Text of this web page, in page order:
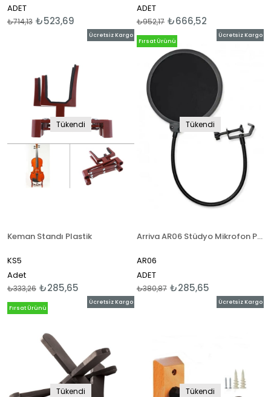
ADET
₺523,69
₺714,13
ADET
₺666,52
₺952,17
Tükendi
Keman Standı Plastik
KS5
Adet
₺285,65
₺333,26
Ücretsiz Kargo
Tükendi
Arriva AR06 Stüdyo Mikrofon Pop Filtre Pop Filter Gürültü Engelleyici
AR06
ADET
₺285,65
₺380,87
Ücretsiz Kargo
Fırsat Ürünü
Tükendi
Ücretsiz Kargo
Fırsat Ürünü
Tükendi
Ücretsiz Kargo